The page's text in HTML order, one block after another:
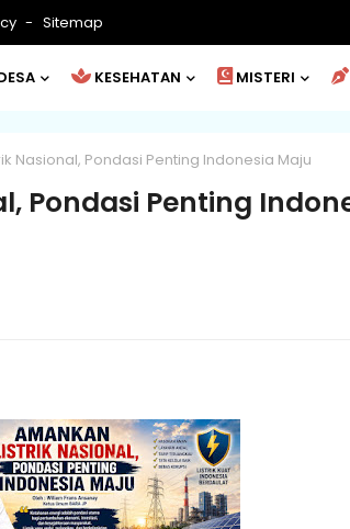
Sitemap
KESEHATAN MISTERI
Nasional, Pondasi Penting Indonesia Maju
Pondasi Penting